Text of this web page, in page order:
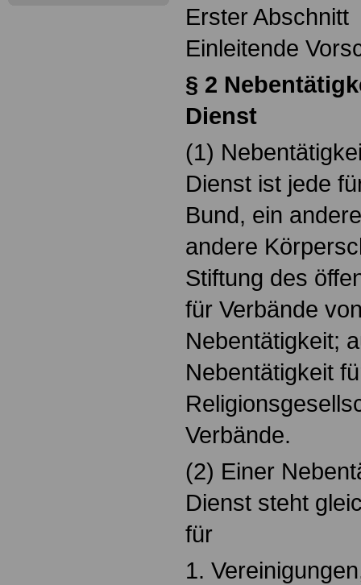
Erster Abschnitt
Einleitende
§ 2
Dienst
(1)
Dienst ist jede
Bund, ein
andere
Stiftung des
für Verbände
Nebentätigkeit;
Nebentätigkeit
Verbände.
(2) Einer
Dienst steht
für
1.